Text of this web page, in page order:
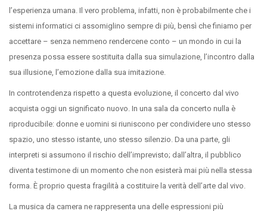
l’esperienza umana. Il vero problema, infatti, non è probabilmente che i
sistemi informatici ci assomiglino sempre di più, bensì che finiamo per
accettare – senza nemmeno rendercene conto – un mondo in cui la
presenza possa essere sostituita dalla sua simulazione, l’incontro dalla
sua illusione, l’emozione dalla sua imitazione.
In controtendenza rispetto a questa evoluzione, il concerto dal vivo
acquista oggi un significato nuovo. In una sala da concerto nulla è
riproducibile: donne e uomini si riuniscono per condividere uno stesso
spazio, uno stesso istante, uno stesso silenzio. Da una parte, gli
interpreti si assumono il rischio dell’imprevisto; dall’altra, il pubblico
diventa testimone di un momento che non esisterà mai più nella stessa
forma. È proprio questa fragilità a costituire la verità dell’arte dal vivo.
La musica da camera ne rappresenta una delle espressioni più